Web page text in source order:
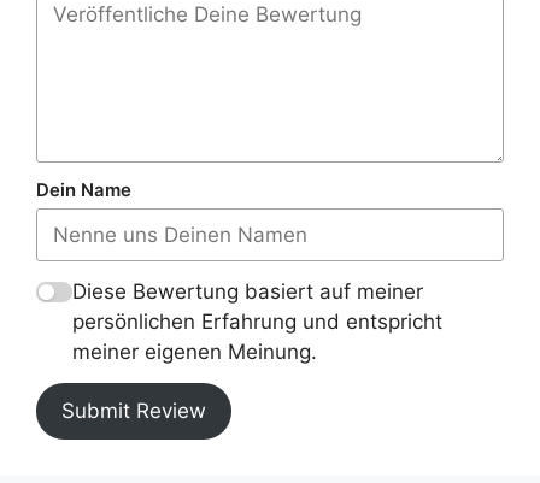
Dein Name
Diese Bewertung basiert auf meiner
persönlichen Erfahrung und entspricht
meiner eigenen Meinung.
Submit Review